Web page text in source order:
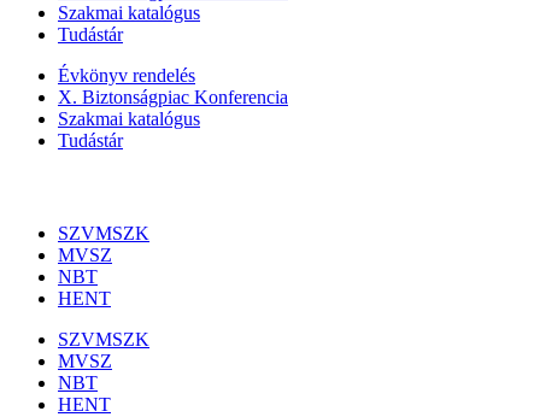
Szakmai katalógus
Tudástár
Évkönyv rendelés
X. Biztonságpiac Konferencia
Szakmai katalógus
Tudástár
SZVMSZK
MVSZ
NBT
HENT
SZVMSZK
MVSZ
NBT
HENT